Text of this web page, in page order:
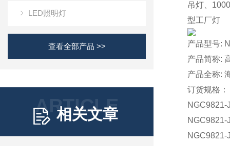
LED照明灯
查看全部产品 >>
ARTICLE
相关文章
吊灯、
型工厂灯
产品型号:
产品简称:
产品全称:
订货规格：
NGC9821-
NGC9821-
NGC9821-